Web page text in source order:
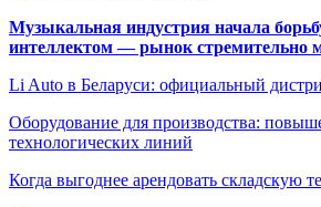
Музыкальная индустрия начала
интеллектом — рынок стремительно
Li Auto в Беларуси: официальный
Оборудование для производства:
технологических линий
Когда выгоднее арендовать складскую